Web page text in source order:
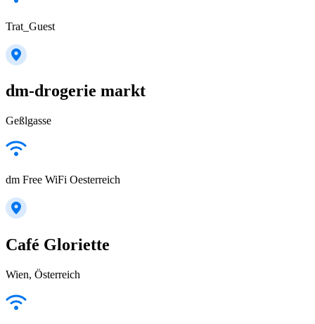
Trat_Guest
dm-drogerie markt
Geßlgasse
dm Free WiFi Oesterreich
Café Gloriette
Wien, Österreich